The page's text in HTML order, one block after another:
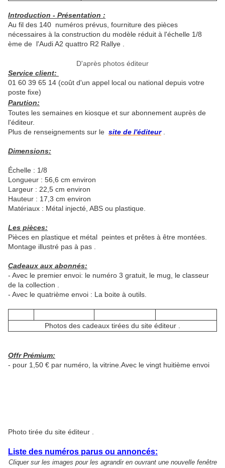
Introduction - Présentation :
Au fil des 140 numéros prévus, fourniture des pièces
nécessaires à la construction du modèle réduit à l'échelle 1/8
ème de l'Audi A2 quattro R2 Rallye .
D'après photos éditeur
Service client:
01 60 39 65 14 (coût d'un appel local ou national depuis votre
poste fixe)
Parution:
Toutes les semaines en kiosque et sur abonnement auprès de
l'éditeur.
Plus de renseignements sur le site de l'éditeur.
Dimensions:
Échelle : 1/8
Longueur : 56,6 cm environ
Largeur : 22,5 cm environ
Hauteur : 17,3 cm environ
Matériaux : Métal injecté, ABS ou plastique.
Les pièces:
Pièces en plastique et métal peintes et prêtes à être montées.
Montage illustré pas à pas .
Cadeaux aux abonnés:
- Avec le premier envoi: le numéro 3 gratuit, le mug, le classeur
de la collection .
- Avec le quatrième envoi : La boite à outils.
Photos des cadeaux tirées du site éditeur .
Offr Prémium:
- pour 1,50 € par numéro, la vitrine.Avec le vingt huitième envoi
Photo tirée du site éditeur .
Liste des numéros parus ou annoncés:
Cliquer sur les images pour les agrandir en ouvrant une nouvelle fenêtre